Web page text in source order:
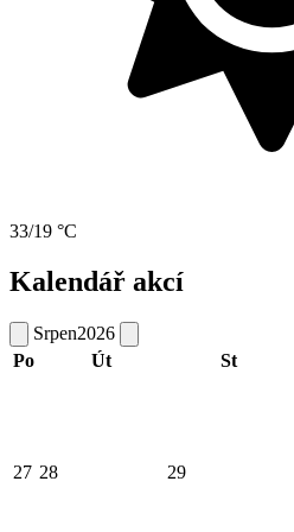
33/19 °C
Kalendář akcí
Srpen2026
Po
Út St
27 28 29